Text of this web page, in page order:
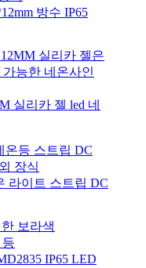
방수 IP65
실리카 젤 led 네
라이트 스트립 DC
IP65 LED